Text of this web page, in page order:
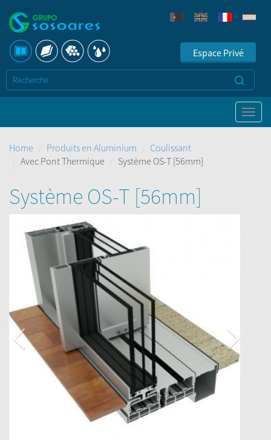
Espace Privé
Home Produits en Aluminium
Coulissant
Avec Pont Thermique
Système OS-T [56mm]
Système OS-T [56mm]